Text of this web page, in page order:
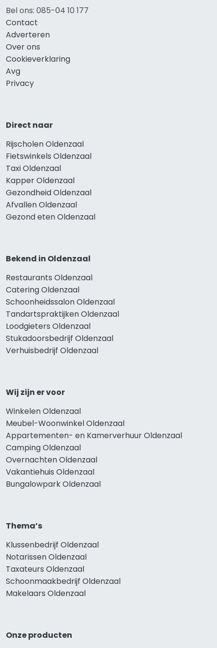
Bel ons: 085-04 10 177
Contact
Adverteren
Over ons
Cookieverklaring
Avg
Privacy
Direct naar
Rijscholen Oldenzaal
Fietswinkels Oldenzaal
Taxi Oldenzaal
Kapper Oldenzaal
Gezondheid Oldenzaal
Afvallen Oldenzaal
Gezond eten Oldenzaal
Bekend in Oldenzaal
Restaurants Oldenzaal
Catering Oldenzaal
Schoonheidssalon Oldenzaal
Tandartspraktijken Oldenzaal
Loodgieters Oldenzaal
Stukadoorsbedrijf Oldenzaal
Verhuisbedrijf Oldenzaal
Wij zijn er voor
Winkelen Oldenzaal
Meubel-Woonwinkel Oldenzaal
Appartementen- en Kamerverhuur Oldenzaal
Camping Oldenzaal
Overnachten Oldenzaal
Vakantiehuis Oldenzaal
Bungalowpark Oldenzaal
Thema’s
Klussenbedrijf Oldenzaal
Notarissen Oldenzaal
Taxateurs Oldenzaal
Schoonmaakbedrijf Oldenzaal
Makelaars Oldenzaal
Onze producten